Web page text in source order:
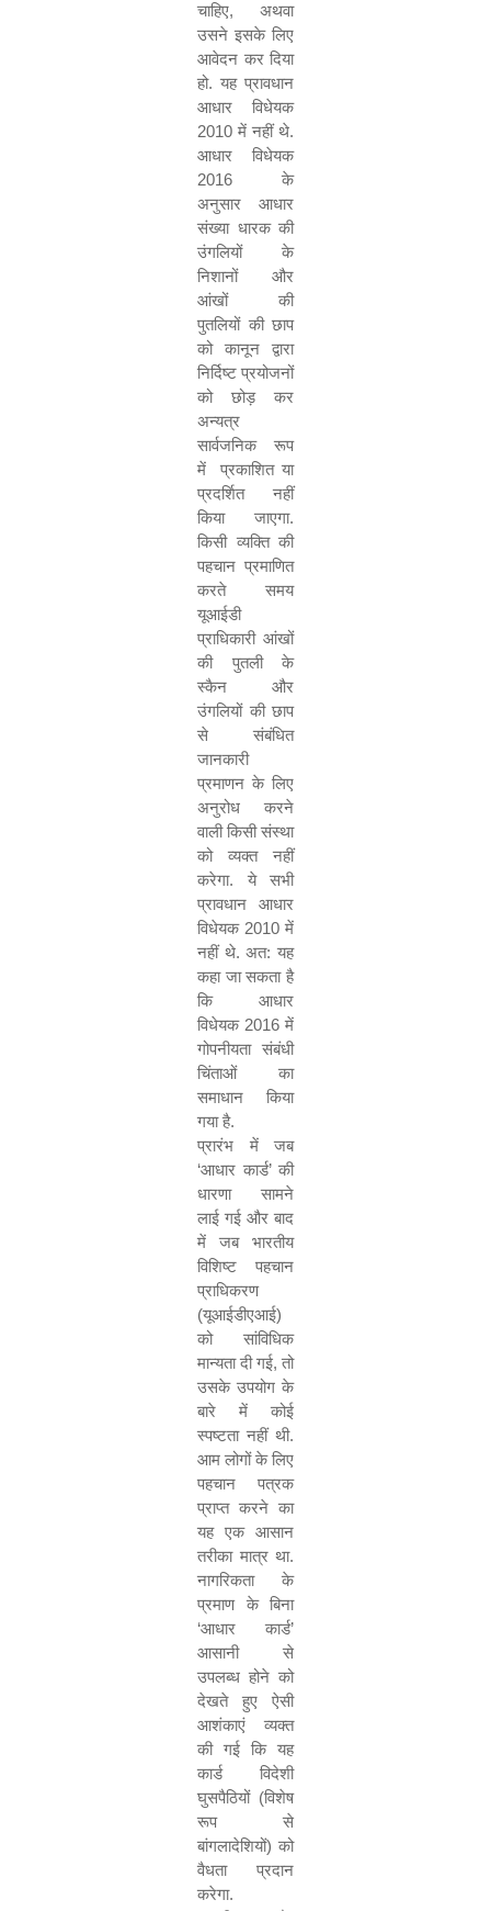
चाहिए, अथवा
उसने इसके लिए
आवेदन कर दिया
हो. यह प्रावधान
आधार विधेयक
2010 में नहीं थे.
आधार विधेयक
2016 के
अनुसार आधार
संख्या धारक की
उंगलियों के
निशानों और
आंखों की
पुतलियों की छाप
को कानून द्वारा
निर्दिष्ट प्रयोजनों
को छोड़ कर
अन्यत्र
सार्वजनिक रूप
में
प्रकाशित या
प्रदर्शित नहीं
किया जाएगा.
किसी व्यक्ति की
पहचान प्रमाणित
करते समय
यूआईडी
प्राधिकारी आंखों
की पुतली के
स्कैन और
उंगलियों की छाप
से संबंधित
जानकारी
प्रमाणन के लिए
अनुरोध करने
वाली किसी संस्था
को व्यक्त नहीं
करेगा. ये सभी
प्रावधान आधार
विधेयक 2010 में
नहीं थे. अत: यह
कहा जा सकता है
कि आधार
विधेयक 2016 में
गोपनीयता संबंधी
चिंताओं का
समाधान किया
गया है.
प्रारंभ में जब
‘आधार कार्ड’ की
धारणा सामने
लाई गई और बाद
में जब भारतीय
विशिष्ट पहचान
प्राधिकरण
(यूआईडीएआई)
को सांविधिक
मान्यता दी गई, तो
उसके उपयोग के
बारे में कोई
स्पष्टता नहीं थी.
आम लोगों के लिए
पहचान पत्रक
प्राप्त करने का
यह एक आसान
तरीका मात्र था.
नागरिकता के
प्रमाण के बिना
‘आधार कार्ड’
आसानी से
उपलब्ध होने को
देखते हुए ऐसी
आशंकाएं व्यक्त
की गई कि यह
कार्ड विदेशी
घुसपैठियों (विशेष
रूप से
बांगलादेशियों) को
वैधता प्रदान
करेगा.